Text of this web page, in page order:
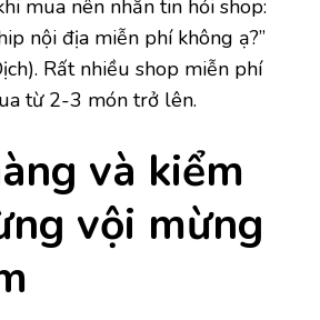
mua nên nhắn tin hỏi shop:
nội địa miễn phí không ạ?”
Rất nhiều shop miễn phí
từ 2-3 món trở lên.
và kiểm
vội mừng